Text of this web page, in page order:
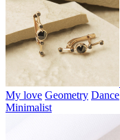
My love Geometry Dance
Minimalist